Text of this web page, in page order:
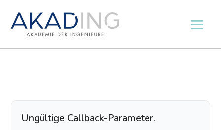
Ungültige Callback-Parameter.